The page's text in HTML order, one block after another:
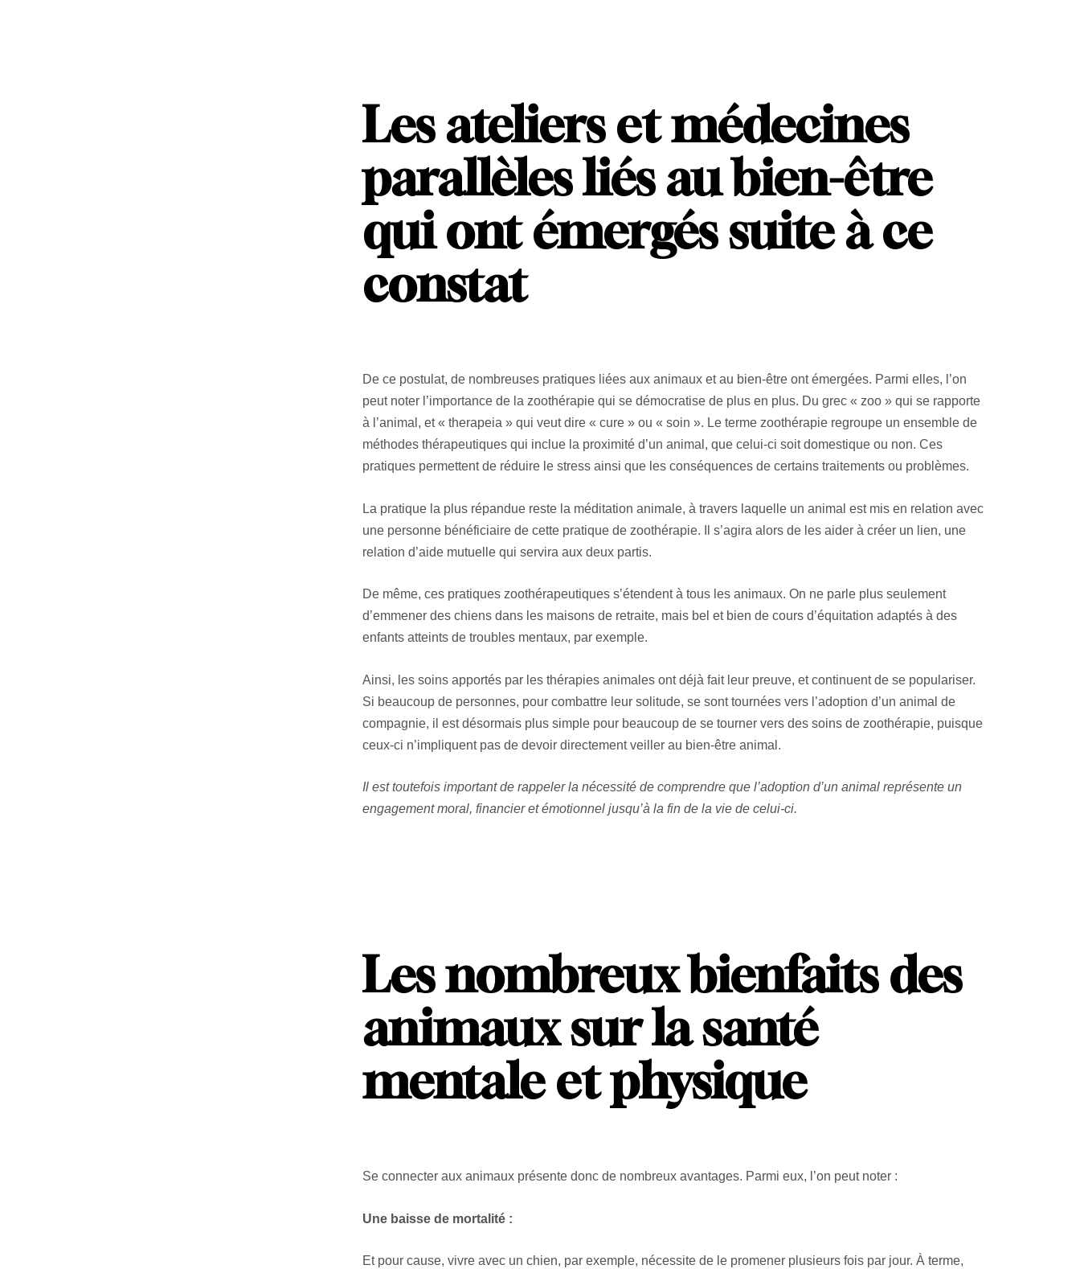
Les ateliers et médecines
parallèles liés au bien-être
qui ont émergés suite à ce
constat
De ce postulat, de nombreuses pratiques liées aux animaux et au bien-être ont émergées. Parmi elles, l’on
peut noter l’importance de la zoothérapie qui se démocratise de plus en plus. Du grec « zoo » qui se rapporte
à l’animal, et « therapeia » qui veut dire « cure » ou « soin ». Le terme zoothérapie regroupe un ensemble de
méthodes thérapeutiques qui inclue la proximité d’un animal, que celui-ci soit domestique ou non. Ces
pratiques permettent de réduire le stress ainsi que les conséquences de certains traitements ou problèmes.
La pratique la plus répandue reste la méditation animale, à travers laquelle un animal est mis en relation avec
une personne bénéficiaire de cette pratique de zoothérapie. Il s’agira alors de les aider à créer un lien, une
relation d’aide mutuelle qui servira aux deux partis.
De même, ces pratiques zoothérapeutiques s’étendent à tous les animaux. On ne parle plus seulement
d’emmener des chiens dans les maisons de retraite, mais bel et bien de cours d’équitation adaptés à des
enfants atteints de troubles mentaux, par exemple.
Ainsi, les soins apportés par les thérapies animales ont déjà fait leur preuve, et continuent de se populariser.
Si beaucoup de personnes, pour combattre leur solitude, se sont tournées vers l’adoption d’un animal de
compagnie, il est désormais plus simple pour beaucoup de se tourner vers des soins de zoothérapie, puisque
ceux-ci n’impliquent pas de devoir directement veiller au bien-être animal.
Il est toutefois important de rappeler la nécessité de comprendre que l’adoption d’un animal représente un
engagement moral, financier et émotionnel jusqu’à la fin de la vie de celui-ci.
Les nombreux bienfaits des
animaux sur la santé
mentale et physique
Se connecter aux animaux présente donc de nombreux avantages. Parmi eux, l’on peut noter :
Une baisse de mortalité :
Et pour cause, vivre avec un chien, par exemple, nécessite de le promener plusieurs fois par jour. À terme,